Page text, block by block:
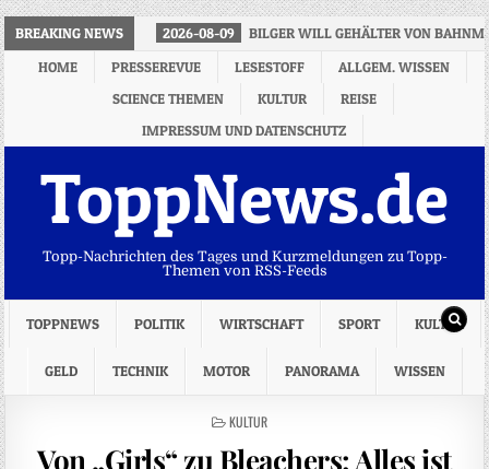
BREAKING NEWS 2026-08-09
BILGER WILL GEHÄLTER VON
HOME
PRESSEREVUE LESESTOFF
ALLGEM. WISSEN
SCIENCE THEMEN
KULTUR
REISE
IMPRESSUM UND DATENSCHUTZ
ToppNews.de
Topp-Nachrichten des Tages und Kurzmeldungen zu Topp-
Themen von RSS-Feeds
TOPPNEWS POLITIK WIRTSCHAFT SPORT KULTUR
GELD TECHNIK MOTOR PANORAMA WISSEN
POSTED
KULTUR
Von „Girls“ zu Bleachers: Alles ist